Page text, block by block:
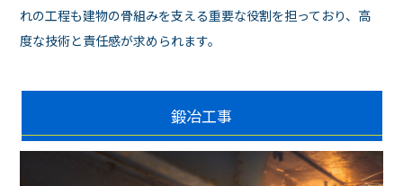
れの工程も建物の骨組みを支える重要な役割を担っており、高
度な技術と責任感が求められます。
鍛冶工事